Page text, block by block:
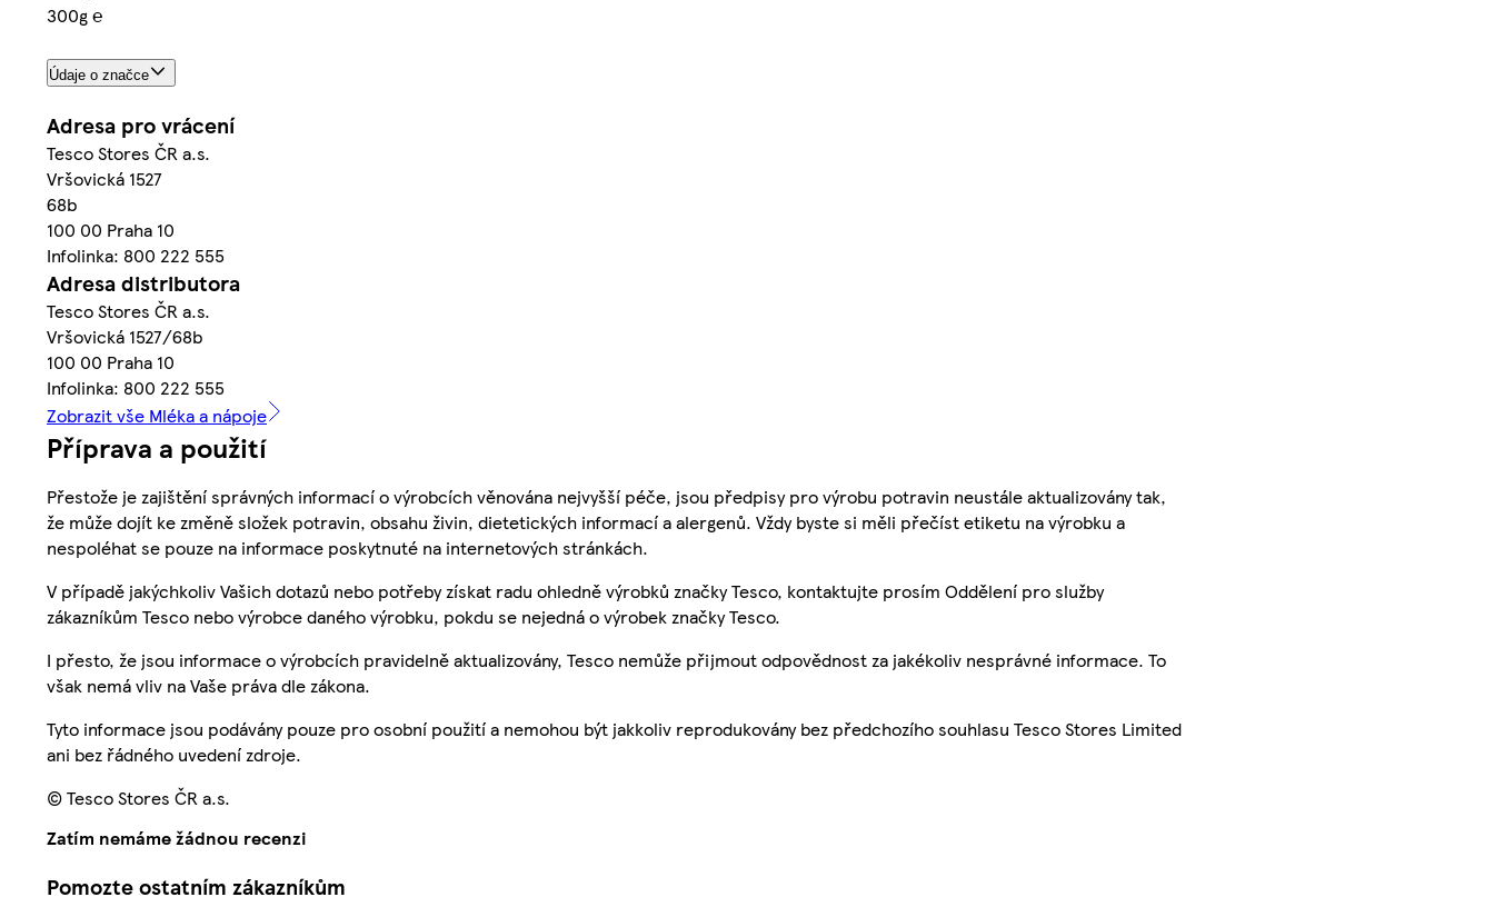
300g ℮
Údaje o značce
Adresa pro vrácení
Tesco Stores ČR a.s.
Vršovická 1527
68b
100 00 Praha 10
Infolinka: 800 222 555
Adresa distributora
Tesco Stores ČR a.s.
Vršovická 1527/68b
100 00 Praha 10
Infolinka: 800 222 555
Zobrazit vše Mléka a nápoje
Příprava a použití
Přestože je zajištění správných informací o výrobcích věnována nejvyšší péče, jsou předpisy pro výrobu potravin neustále aktualizovány tak,
že může dojít ke změně složek potravin, obsahu živin, dietetických informací a alergenů. Vždy byste si měli přečíst etiketu na výrobku a
nespoléhat se pouze na informace poskytnuté na internetových stránkách.
V případě jakýchkoliv Vašich dotazů nebo potřeby získat radu ohledně výrobků značky Tesco, kontaktujte prosím Oddělení pro služby
zákazníkům Tesco nebo výrobce daného výrobku, pokdu se nejedná o výrobek značky Tesco.
I přesto, že jsou informace o výrobcích pravidelně aktualizovány, Tesco nemůže přijmout odpovědnost za jakékoliv nesprávné informace. To
však nemá vliv na Vaše práva dle zákona.
Tyto informace jsou podávány pouze pro osobní použití a nemohou být jakkoliv reprodukovány bez předchozího souhlasu Tesco Stores Limited
ani bez řádného uvedení zdroje.
© Tesco Stores ČR a.s.
Zatím nemáme žádnou recenzi
Pomozte ostatním zákazníkům